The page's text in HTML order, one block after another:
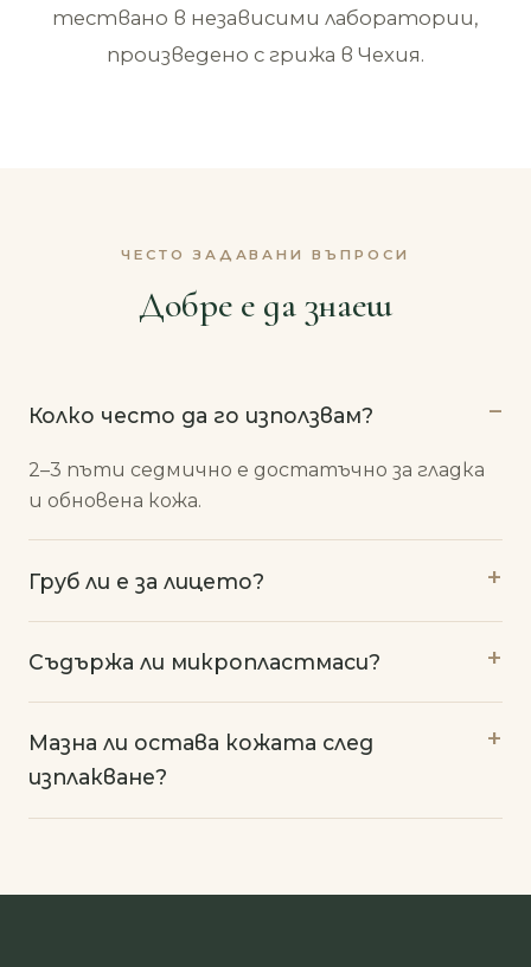
тествано в независими лаборатории,
произведено с грижа в Чехия.
ЧЕСТО ЗАДАВАНИ ВЪПРОСИ
Добре е да знаеш
Колко често да го използвам?
2–3 пъти седмично е достатъчно за гладка
и обновена кожа.
Груб ли е за лицето?
Съдържа ли микропластмаси?
Мазна ли остава кожата след
изплакване?